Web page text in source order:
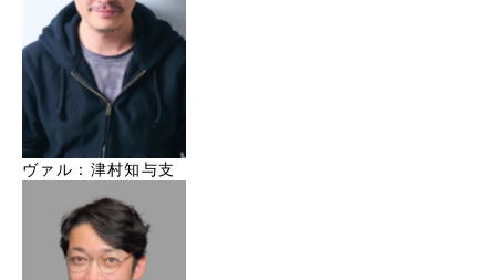
ヴァル：津村知与支